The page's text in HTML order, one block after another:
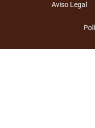
Aviso Legal